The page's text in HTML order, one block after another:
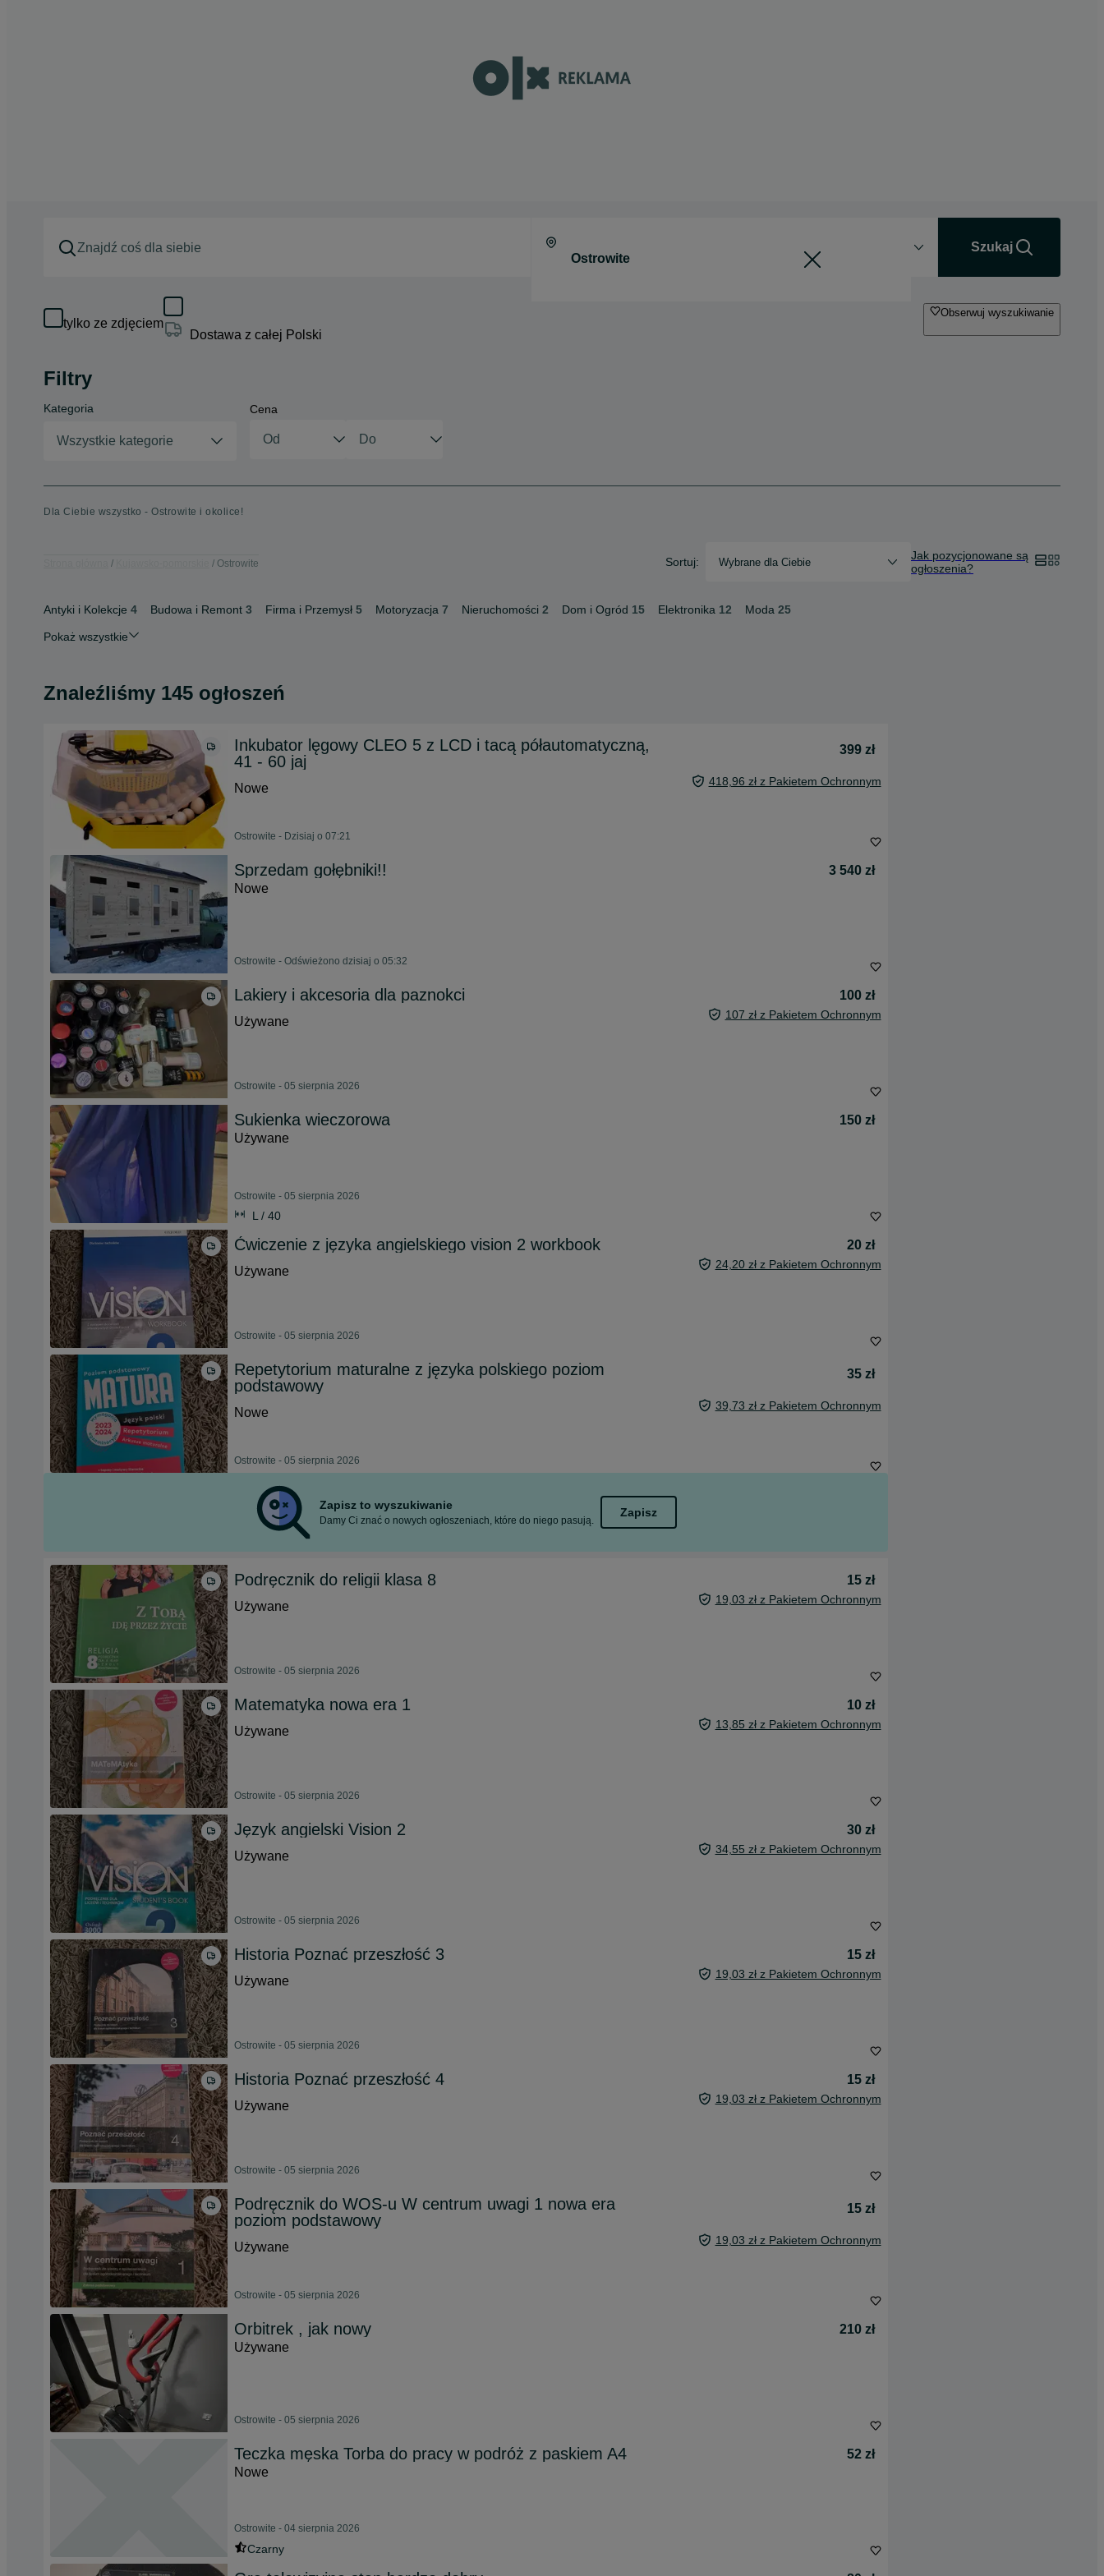
Szukaj
tylko ze zdjęciem
Dostawa z całej Polski
Obserwuj wyszukiwanie
Filtry
Kategoria
Wszystkie kategorie
Cena
Dla Ciebie wszystko - Ostrowite i okolice!
Ostrowite Sortuj: Wybrane dla Ciebie
Jak pozycjonowane są
ogłoszenia?
Antyki i Kolekcje 4 Budowa i Remont 3 Firma i Przemysł 5 Motoryzacja 7 Nieruchomości 2 Dom i Ogród 15 Elektronika 12 Moda 25
Pokaż wszystkie
Znaleźliśmy 145 ogłoszeń
Inkubator lęgowy CLEO 5 z LCD i tacą półautomatyczną,
41 - 60 jaj
399 zł
Nowe 418,96 zł z Pakietem Ochronnym
Ostrowite - Dzisiaj o 07:21
Sprzedam gołębniki!!
3 540 zł
Nowe
Ostrowite - Odświeżono dzisiaj o 05:32
Lakiery i akcesoria dla paznokci
100 zł
Używane
107 zł z Pakietem Ochronnym
Ostrowite - 05 sierpnia 2026
Sukienka wieczorowa
150 zł
Używane
Ostrowite - 05 sierpnia 2026
L / 40
Ćwiczenie z języka angielskiego vision 2 workbook
20 zł
Używane
24,20 zł z Pakietem Ochronnym
Ostrowite - 05 sierpnia 2026
Repetytorium maturalne z języka polskiego poziom
podstawowy
35 zł
Nowe 39,73 zł z Pakietem Ochronnym
Ostrowite - 05 sierpnia 2026
Zapisz to wyszukiwanie
Damy Ci znać o nowych ogłoszeniach, które do niego pasują.
Zapisz
Podręcznik do religii klasa 8
15 zł
Używane
19,03 zł z Pakietem Ochronnym
Ostrowite - 05 sierpnia 2026
Matematyka nowa era 1
10 zł
Używane
13,85 zł z Pakietem Ochronnym
Ostrowite - 05 sierpnia 2026
Język angielski Vision 2
30 zł
Używane
34,55 zł z Pakietem Ochronnym
Ostrowite - 05 sierpnia 2026
Historia Poznać przeszłość 3
15 zł
Używane
19,03 zł z Pakietem Ochronnym
Ostrowite - 05 sierpnia 2026
Historia Poznać przeszłość 4
15 zł
Używane
19,03 zł z Pakietem Ochronnym
Ostrowite - 05 sierpnia 2026
Podręcznik do WOS-u W centrum uwagi 1 nowa era
poziom podstawowy
15 zł
Używane 19,03 zł z Pakietem Ochronnym
Ostrowite - 05 sierpnia 2026
Orbitrek , jak nowy
210 zł
Używane
Ostrowite - 05 sierpnia 2026
Teczka męska Torba do pracy w podróż z paskiem A4
52 zł
Nowe
Ostrowite - 04 sierpnia 2026
Czarny